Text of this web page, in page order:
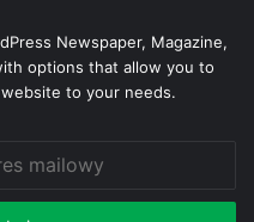
Newspaper, Magazine,
options that allow you to
to your needs.